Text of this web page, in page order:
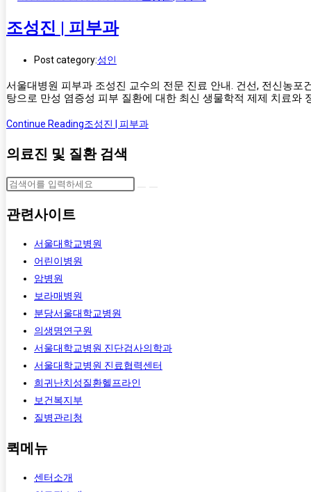
조성진 | 피부과
Post category:성인
서울대병원 피부과 조성진 교수의 전문 진료 안내. 건선, 전신농
탕으로 만성 염증성 피부 질환에 대한 최신 생물학적 제제 치료와
Continue Reading조성진 | 피부과
의료진 및 질환 검색
관련사이트
서울대학교병원
어린이병원
암병원
보라매병원
분당서울대학교병원
의생명연구원
서울대학교병원 진단검사의학과
서울대학교병원 진료협력센터
희귀난치성질환헬프라인
보건복지부
질병관리청
퀵메뉴
센터소개